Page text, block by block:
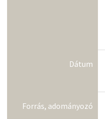
Dátum
Forrás, adományozó